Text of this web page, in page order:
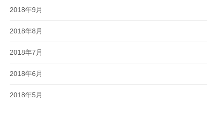
2018年9月
2018年8月
2018年7月
2018年6月
2018年5月